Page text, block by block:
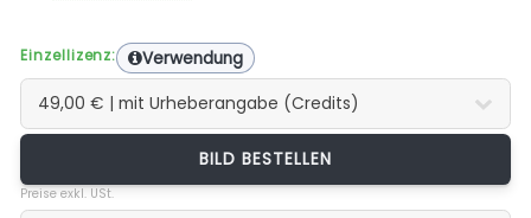
Einzellizenz: Verwendung
BILD BESTELLEN
Preise exkl. USt.